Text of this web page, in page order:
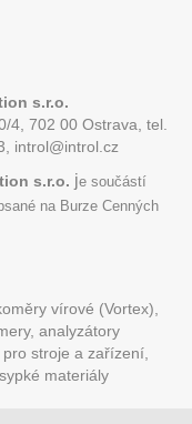
s.r.o.
4, 702 00 Ostrava,tel.
introl@introl.cz
s.r.o. je součástí
na Burze Cenných
vírové (Vortex),
analyzátory
stroje a zařízení,
materiály